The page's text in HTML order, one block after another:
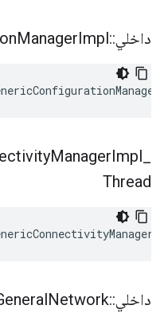
داخلي::
ManagerImpl
ManagerImpl
Thread
داخلي::Network جمهورing